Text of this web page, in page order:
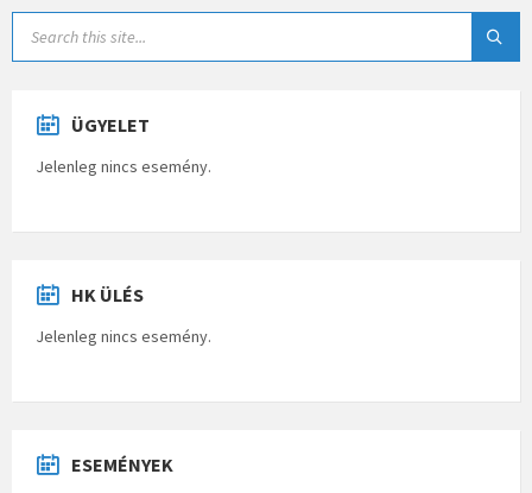
ÜGYELET
Jelenleg nincs esemény.
HK ÜLÉS
Jelenleg nincs esemény.
ESEMÉNYEK